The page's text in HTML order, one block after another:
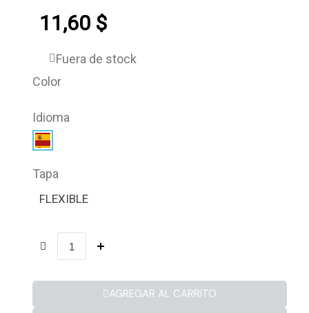
11,60 $
Fuera de stock
Color
Idioma
Tapa
FLEXIBLE
AGREGAR AL CARRITO